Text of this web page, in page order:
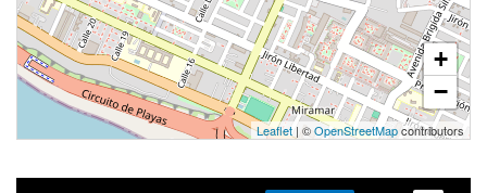
+
−
Leaflet | ©OpenStreetMapcontributors